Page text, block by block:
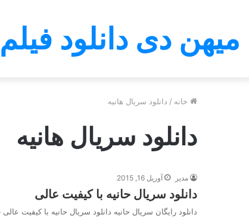
میهن دی دانلود
خانه / دانلود سریال هانیه
دانلود سریال هانیه
مدیر آوریل 16, 2015
دانلود سریال حانیه با کیفیت عالی
دانلود رایگان سریال حانیه دانلود سریال حانیه با کیفیت عالی TvRip دانلود قسمتهای سریال حانیه دانلود سریال تلویزیونی ایرانی حانیه…